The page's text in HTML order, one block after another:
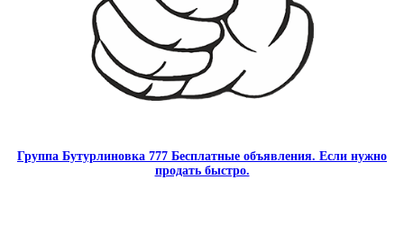
Группа Бутурлиновка 777 Бесплатные объявления. Если нужно
продать быстро.